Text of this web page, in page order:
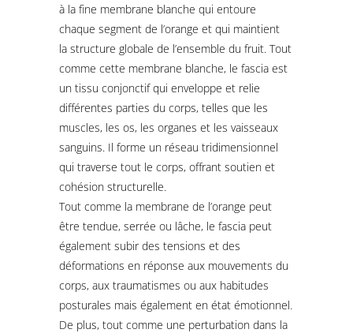
à la fine membrane blanche qui entoure
chaque segment de l’orange et qui maintient
la structure globale de l’ensemble du fruit. Tout
comme cette membrane blanche, le fascia est
un tissu conjonctif qui enveloppe et relie
différentes parties du corps, telles que les
muscles, les os, les organes et les vaisseaux
sanguins. Il forme un réseau tridimensionnel
qui traverse tout le corps, offrant soutien et
cohésion structurelle.
Tout comme la membrane de l’orange peut
être tendue, serrée ou lâche, le fascia peut
également subir des tensions et des
déformations en réponse aux mouvements du
corps, aux traumatismes ou aux habitudes
posturales mais également en état émotionnel.
De plus, tout comme une perturbation dans la